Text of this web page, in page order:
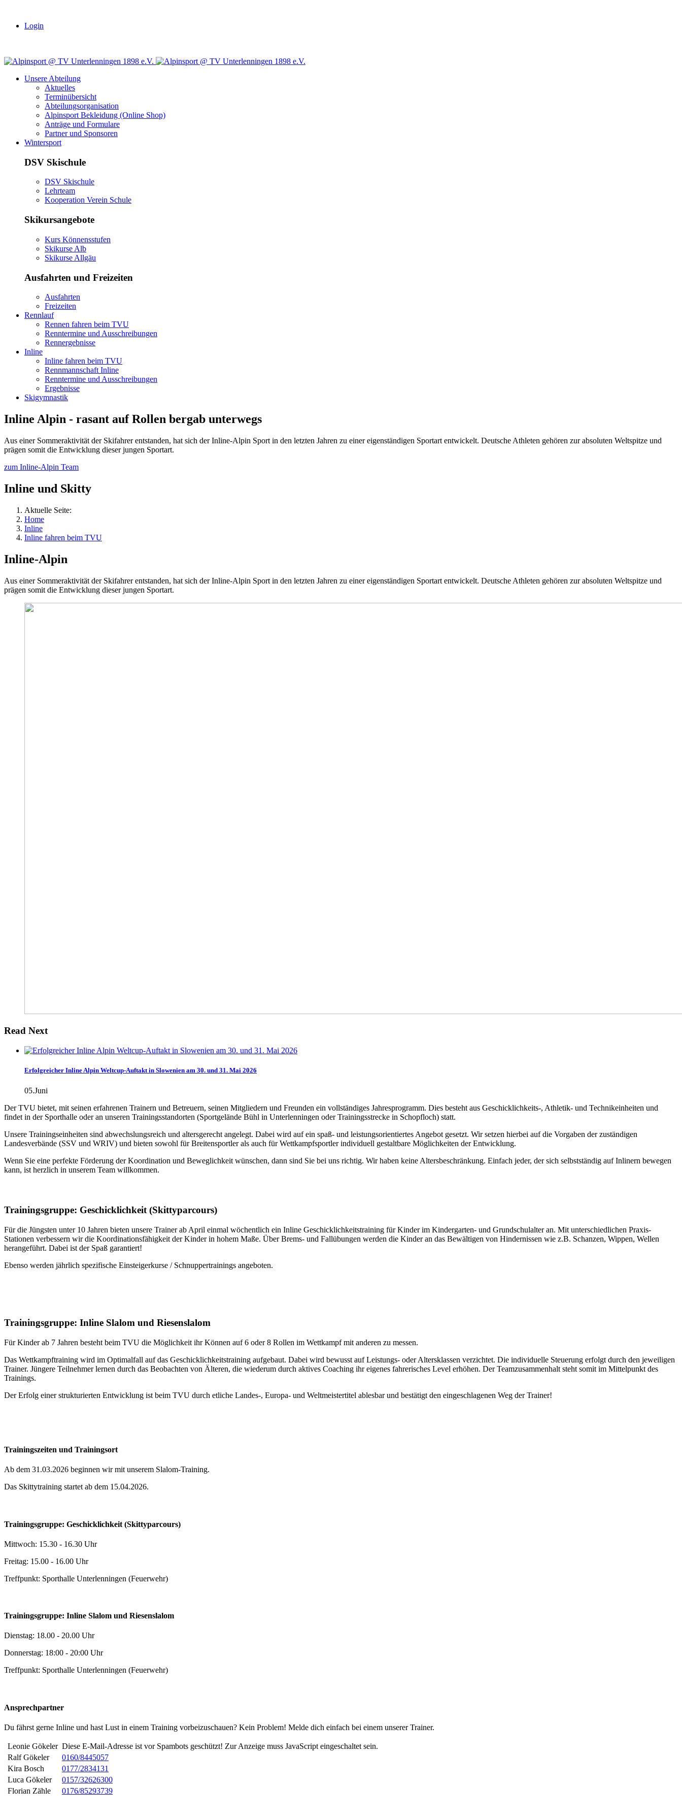
Login
Unsere Abteilung
Aktuelles
Terminübersicht
Abteilungsorganisation
Alpinsport Bekleidung (Online Shop)
Anträge und Formulare
Partner und Sponsoren
Wintersport
DSV Skischule
DSV Skischule
Lehrteam
Kooperation Verein Schule
Skikursangebote
Kurs Könnensstufen
Skikurse Alb
Skikurse Allgäu
Ausfahrten und Freizeiten
Ausfahrten
Freizeiten
Rennlauf
Rennen fahren beim TVU
Renntermine und Ausschreibungen
Rennergebnisse
Inline
Inline fahren beim TVU
Rennmannschaft Inline
Renntermine und Ausschreibungen
Ergebnisse
Skigymnastik
Inline Alpin - rasant auf Rollen bergab unterwegs
Aus einer Sommeraktivität der Skifahrer entstanden, hat sich der Inline-Alpin Sport in den letzten Jahren zu einer eigenständigen Sportart entwickelt. Deutsche Athleten gehören zur absoluten Weltspitze und
prägen somit die Entwicklung dieser jungen Sportart.
zum Inline-Alpin Team
Inline und Skitty
Aktuelle Seite:
Home
Inline
Inline fahren beim TVU
Inline-Alpin
Aus einer Sommeraktivität der Skifahrer entstanden, hat sich der Inline-Alpin Sport in den letzten Jahren zu einer eigenständigen Sportart entwickelt. Deutsche Athleten gehören zur absoluten Weltspitze und
prägen somit die Entwicklung dieser jungen Sportart.
Read Next
Erfolgreicher Inline Alpin Weltcup-Auftakt in Slowenien am 30. und 31. Mai 2026
05.Juni
Der TVU bietet, mit seinen erfahrenen Trainern und Betreuern, seinen Mitgliedern und Freunden ein vollständiges Jahresprogramm. Dies besteht aus Geschicklichkeits-, Athletik- und Technikeinheiten und
findet in der Sporthalle oder an unseren Trainingsstandorten (Sportgelände Bühl in Unterlenningen oder Trainingsstrecke in Schopfloch) statt.
Unsere Trainingseinheiten sind abwechslungsreich und altersgerecht angelegt. Dabei wird auf ein spaß- und leistungsorientiertes Angebot gesetzt. Wir setzen hierbei auf die Vorgaben der zuständigen
Landesverbände (SSV und WRIV) und bieten sowohl für Breitensportler als auch für Wettkampfsportler individuell gestaltbare Möglichkeiten der Entwicklung.
Wenn Sie eine perfekte Förderung der Koordination und Beweglichkeit wünschen, dann sind Sie bei uns richtig. Wir haben keine Altersbeschränkung. Einfach jeder, der sich selbstständig auf Inlinern bewegen
kann, ist herzlich in unserem Team willkommen.
Trainingsgruppe: Geschicklichkeit (Skittyparcours)
Für die Jüngsten unter 10 Jahren bieten unsere Trainer ab April einmal wöchentlich ein Inline Geschicklichkeitstraining für Kinder im Kindergarten- und Grundschulalter an. Mit unterschiedlichen Praxis-
Stationen verbessern wir die Koordinationsfähigkeit der Kinder in hohem Maße. Über Brems- und Fallübungen werden die Kinder an das Bewältigen von Hindernissen wie z.B. Schanzen, Wippen, Wellen
herangeführt. Dabei ist der Spaß garantiert!
Ebenso werden jährlich spezifische Einsteigerkurse / Schnuppertrainings angeboten.
Trainingsgruppe: Inline Slalom und Riesenslalom
Für Kinder ab 7 Jahren besteht beim TVU die Möglichkeit ihr Können auf 6 oder 8 Rollen im Wettkampf mit anderen zu messen.
Das Wettkampftraining wird im Optimalfall auf das Geschicklichkeitstraining aufgebaut. Dabei wird bewusst auf Leistungs- oder Altersklassen verzichtet. Die individuelle Steuerung erfolgt durch den jeweiligen
Trainer. Jüngere Teilnehmer lernen durch das Beobachten von Älteren, die wiederum durch aktives Coaching ihr eigenes fahrerisches Level erhöhen. Der Teamzusammenhalt steht somit im Mittelpunkt des
Trainings.
Der Erfolg einer strukturierten Entwicklung ist beim TVU durch etliche Landes-, Europa- und Weltmeistertitel ablesbar und bestätigt den eingeschlagenen Weg der Trainer!
Trainingszeiten und Trainingsort
Ab dem 31.03.2026 beginnen wir mit unserem Slalom-Training.
Das Skittytraining startet ab dem 15.04.2026.
Trainingsgruppe: Geschicklichkeit (Skittyparcours)
Mittwoch: 15.30 - 16.30 Uhr
Freitag: 15.00 - 16.00 Uhr
Treffpunkt: Sporthalle Unterlenningen (Feuerwehr)
Trainingsgruppe: Inline Slalom und Riesenslalom
Dienstag: 18.00 - 20.00 Uhr
Donnerstag: 18:00 - 20:00 Uhr
Treffpunkt: Sporthalle Unterlenningen (Feuerwehr)
Ansprechpartner
Du fährst gerne Inline und hast Lust in einem Training vorbeizuschauen? Kein Problem! Melde dich einfach bei einem unserer Trainer.
Leonie Gökeler Diese E-Mail-Adresse ist vor Spambots geschützt! Zur Anzeige muss JavaScript eingeschaltet sein.
Ralf Gökeler
0160/8445057
Kira Bosch
0177/2834131
Luca Gökeler
0157/32626300
Florian Zähle
0176/85293739